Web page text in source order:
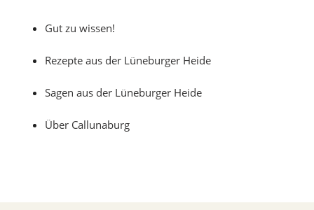
Gut zu wissen!
Rezepte aus der Lüneburger Heide
Sagen aus der Lüneburger Heide
Über Callunaburg